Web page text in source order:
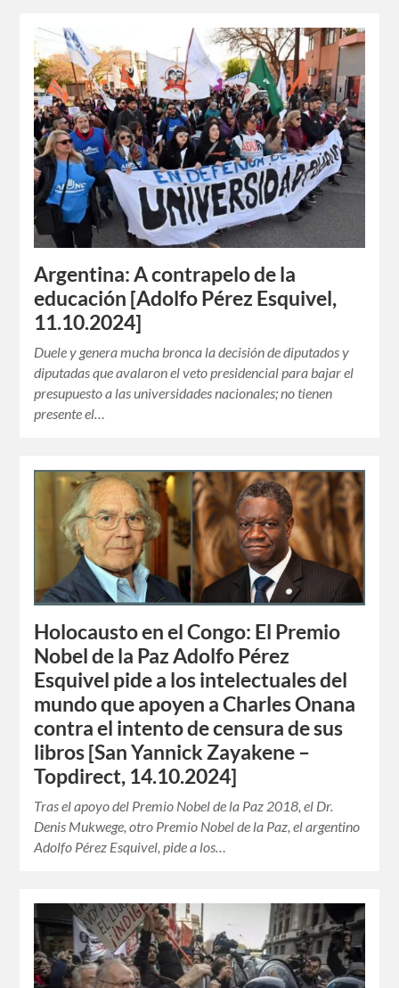
Argentina: A contrapelo de la
educación [Adolfo Pérez Esquivel,
11.10.2024]
Duele y genera mucha bronca la decisión de diputados y
diputadas que avalaron el veto presidencial para bajar el
presupuesto a las universidades nacionales; no tienen
presente el…
Holocausto en el Congo: El Premio
Nobel de la Paz Adolfo Pérez
Esquivel pide a los intelectuales del
mundo que apoyen a Charles Onana
contra el intento de censura de sus
libros [San Yannick Zayakene –
Topdirect, 14.10.2024]
Tras el apoyo del Premio Nobel de la Paz 2018, el Dr.
Denis Mukwege, otro Premio Nobel de la Paz, el argentino
Adolfo Pérez Esquivel, pide a los…